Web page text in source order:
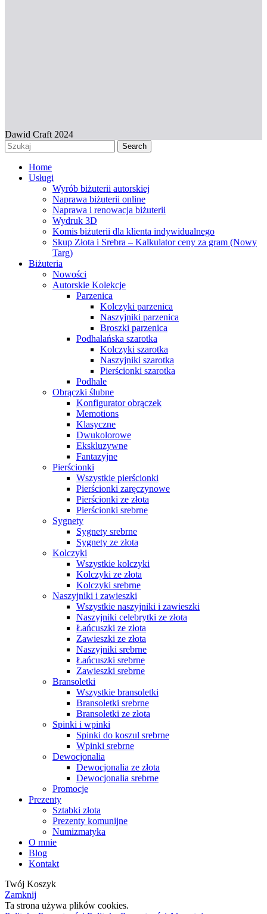
Dawid Craft 2024
Search
Home
Usługi
Wyrób biżuterii autorskiej
Naprawa biżuterii online
Naprawa i renowacja biżuterii
Wydruk 3D
Komis biżuterii dla klienta indywidualnego
Skup Złota i Srebra – Kalkulator ceny za gram (Nowy
Targ)
Biżuteria
Nowości
Autorskie Kolekcje
Parzenica
Kolczyki parzenica
Naszyjniki parzenica
Broszki parzenica
Podhalańska szarotka
Kolczyki szarotka
Naszyjniki szarotka
Pierścionki szarotka
Podhale
Obrączki ślubne
Konfigurator obrączek
Memotions
Klasyczne
Dwukolorowe
Ekskluzywne
Fantazyjne
Pierścionki
Wszystkie pierścionki
Pierścionki zaręczynowe
Pierścionki ze złota
Pierścionki srebrne
Sygnety
Sygnety srebrne
Sygnety ze złota
Kolczyki
Wszystkie kolczyki
Kolczyki ze złota
Kolczyki srebrne
Naszyjniki i zawieszki
Wszystkie naszyjniki i zawieszki
Naszyjniki celebrytki ze złota
Łańcuszki ze złota
Zawieszki ze złota
Naszyjniki srebrne
Łańcuszki srebrne
Zawieszki srebrne
Bransoletki
Wszystkie bransoletki
Bransoletki srebrne
Bransoletki ze złota
Spinki i wpinki
Spinki do koszul srebrne
Wpinki srebrne
Dewocjonalia
Dewocjonalia ze złota
Dewocjonalia srebrne
Promocje
Prezenty
Sztabki złota
Prezenty komunijne
Numizmatyka
O mnie
Blog
Kontakt
Twój Koszyk
Zamknij
Ta strona używa plików cookies.